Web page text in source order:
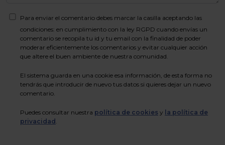
Para enviar el comentario debes marcar la casilla aceptando las
condiciones: en cumplimiento con la ley RGPD cuando envías un
comentario se recopila tu id y tu email con la finalidad de poder
moderar eficientemente los comentarios y evitar cualquier acción
que altere el buen ambiente de nuestra comunidad.
El sistema guarda en una cookie esa información, de esta forma no
tendrás que introducir de nuevo tus datos si quieres dejar un nuevo
comentario.
Puedes consultar nuestra política de cookies y la política de
privacidad .